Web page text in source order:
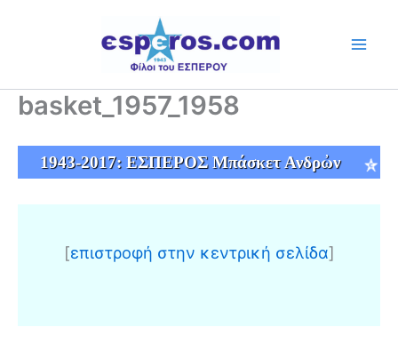
basket_1957_1958
1943-2017: ΕΣΠΕΡΟΣ Μπάσκετ Ανδρὠν
[επιστροφή στην κεντρική σελίδα]